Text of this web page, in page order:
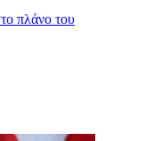
πλάνο του